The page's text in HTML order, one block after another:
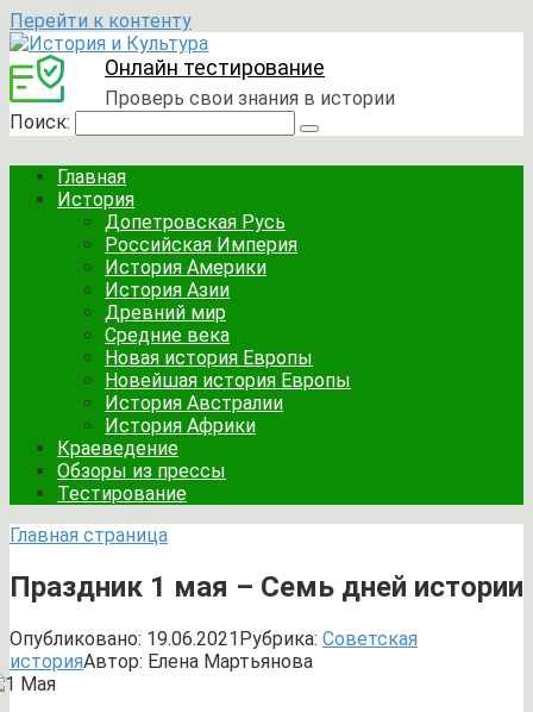
Перейти к контенту
Онлайн тестирование
Проверь свои знания в истории
Поиск:
Главная
История
Допетровская Русь
Российская Империя
История Америки
История Азии
Древний мир
Средние века
Новая история Европы
Новейшая история Европы
История Австралии
История Африки
Краеведение
Обзоры из прессы
Тестирование
Главная страница
Праздник 1 мая – Семь дней истории
Опубликовано: 19.06.2021Рубрика: Советская
историяАвтор: Елена Мартьянова